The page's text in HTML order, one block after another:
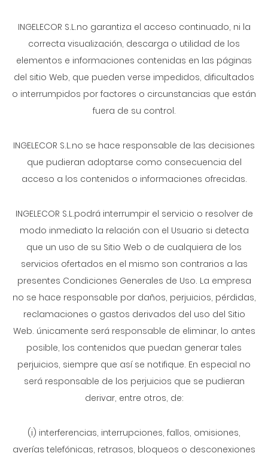
INGELECOR S.L.no garantiza el acceso continuado, ni la
correcta visualización, descarga o utilidad de los
elementos e informaciones contenidas en las páginas
del sitio Web, que pueden verse impedidos, dificultados
o interrumpidos por factores o circunstancias que están
fuera de su control.
INGELECOR S.L.no se hace responsable de las decisiones
que pudieran adoptarse como consecuencia del
acceso a los contenidos o informaciones ofrecidas.
INGELECOR S.L.podrá interrumpir el servicio o resolver de
modo inmediato la relación con el Usuario si detecta
que un uso de su Sitio Web o de cualquiera de los
servicios ofertados en el mismo son contrarios a las
presentes Condiciones Generales de Uso. La empresa
no se hace responsable por daños, perjuicios, pérdidas,
reclamaciones o gastos derivados del uso del Sitio
Web. únicamente será responsable de eliminar, lo antes
posible, los contenidos que puedan generar tales
perjuicios, siempre que así se notifique. En especial no
será responsable de los perjuicios que se pudieran
derivar, entre otros, de:
(i) interferencias, interrupciones, fallos, omisiones,
averías telefónicas, retrasos, bloqueos o desconexiones